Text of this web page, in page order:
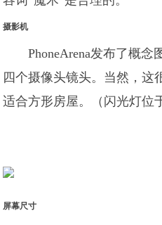
摄影机
PhoneArena发布了概念
四个摄像头镜头。当然，
适合方形房屋。（闪光灯位
屏幕尺寸